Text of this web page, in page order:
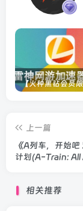
上一篇
《A列车，开始吧
计划(A-Train: All
相关推荐